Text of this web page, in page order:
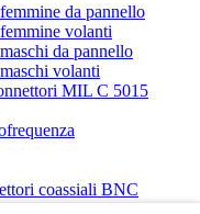
da pannello
volanti
da pannello
volanti
MIL C 5015
coassiali BNC
BNC femmine